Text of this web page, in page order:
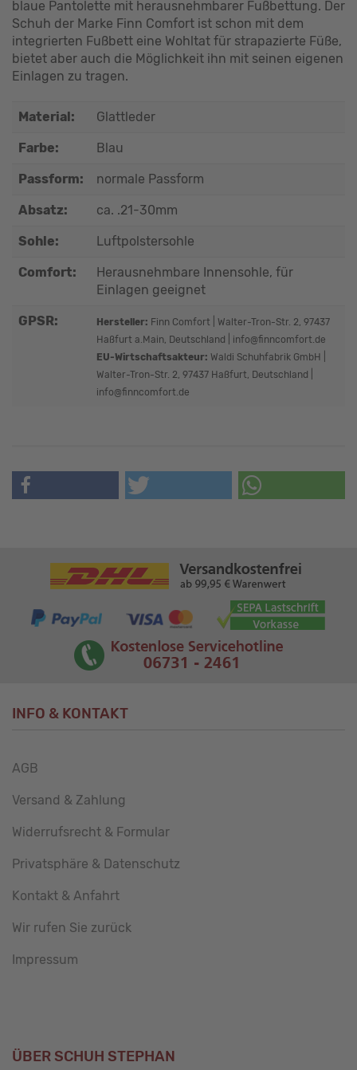
blaue Pantolette mit herausnehmbarer Fußbettung. Der
Schuh der Marke Finn Comfort ist schon mit dem
integrierten Fußbett eine Wohltat für strapazierte Füße,
bietet aber auch die Möglichkeit ihn mit seinen eigenen
Einlagen zu tragen.
Material: Glattleder
Farbe: Blau
Passform: normale Passform
Absatz: ca. .21-30mm
Sohle: Luftpolstersohle
Comfort:
Herausnehmbare Innensohle, für
Einlagen geeignet
GPSR: Hersteller: Finn Comfort | Walter-Tron-Str. 2, 97437
Haßfurt a.Main, Deutschland | info@finncomfort.de
EU-Wirtschaftsakteur: Waldi Schuhfabrik GmbH |
Walter-Tron-Str. 2, 97437 Haßfurt, Deutschland |
info@finncomfort.de
INFO & KONTAKT
AGB
Versand & Zahlung
Widerrufsrecht & Formular
Privatsphäre & Datenschutz
Kontakt & Anfahrt
Wir rufen Sie zurück
Impressum
ÜBER SCHUH STEPHAN